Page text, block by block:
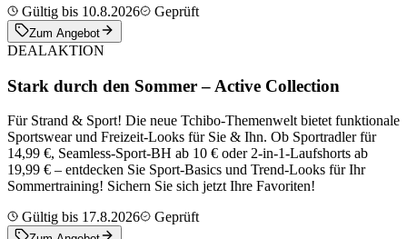
Gültig bis 10.8.2026
Geprüft
Zum Angebot
DEALAKTION
Stark durch den Sommer – Active Collection
Für Strand & Sport! Die neue Tchibo-Themenwelt bietet funktionale
Sportswear und Freizeit-Looks für Sie & Ihn. Ob Sportradler für
14,99 €, Seamless-Sport-BH ab 10 € oder 2-in-1-Laufshorts ab
19,99 € – entdecken Sie Sport-Basics und Trend-Looks für Ihr
Sommertraining! Sichern Sie sich jetzt Ihre Favoriten!
Gültig bis 17.8.2026
Geprüft